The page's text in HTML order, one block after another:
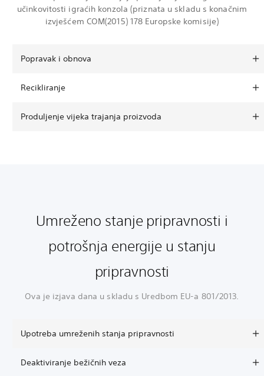
učinkovitosti igraćih konzola (priznata u skladu s konačnim
izvješćem COM(2015) 178 Europske komisije)
Popravak i obnova
Recikliranje
Produljenje vijeka trajanja proizvoda
Umreženo stanje pripravnosti i
potrošnja energije u stanju
pripravnosti
Ova je izjava dana u skladu s Uredbom EU-a 801/2013.
Upotreba umreženih stanja pripravnosti
Deaktiviranje bežičnih veza